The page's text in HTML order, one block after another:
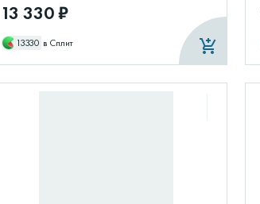
13 330 ₽
13330 в Сплит